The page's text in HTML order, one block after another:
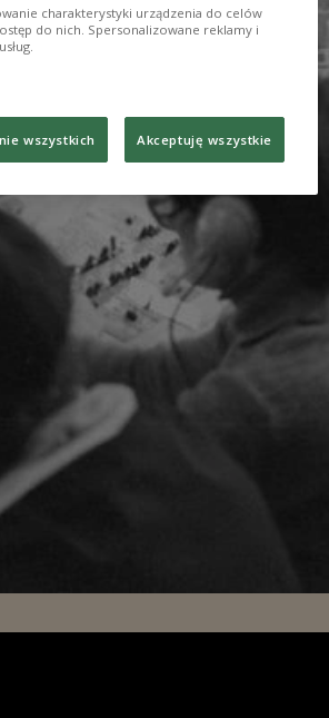
charakterystyki urządzenia do celów
do nich. Spersonalizowane reklamy i
wszystkich Akceptuję wszystkie